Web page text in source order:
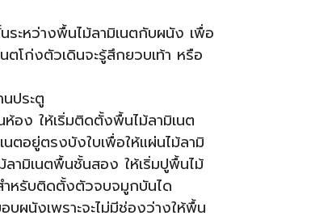
ระหว่างพื้นไม้ลามิเนตกับผนัง เพื่อ
โก่งตัวเดินจะรู้สึกยวบเท้า หรือ
ประตู
ห้อง ให้เริ่มติดตั้งพื้นไม้ลามิเนต
ตอยู่ตรงบังใบเพื่อให้แผ่นไม้ลามิ
ามิเนตพื้นชั้นสอง ให้เริ่มปูพื้นไม้
ำหรับติดตั้งตัวจบจมูกบันได
ผนังเพราะจะไม่มีช่องว่างให้พื้น